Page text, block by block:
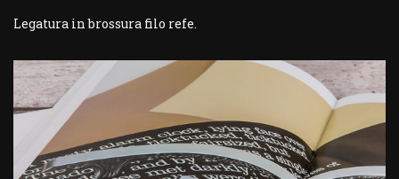
Legatura in brossura filo refe.